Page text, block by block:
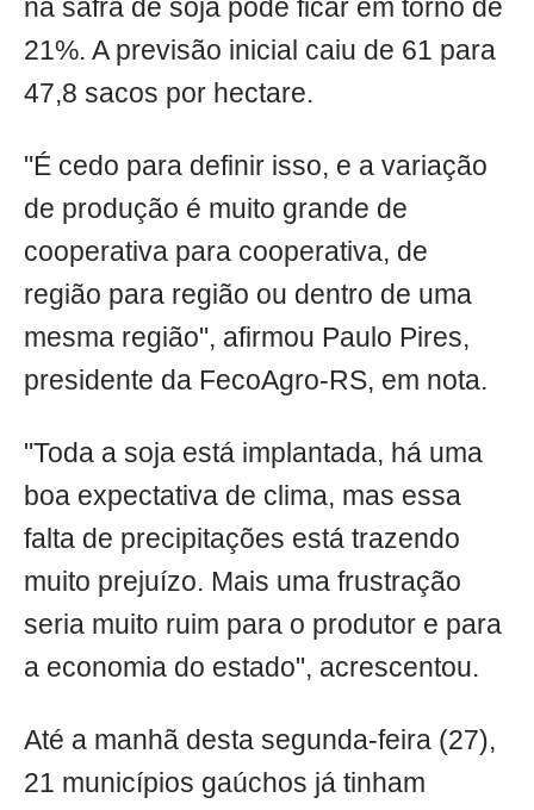
na safra de soja pode ficar em torno de
21%. A previsão inicial caiu de 61 para
47,8 sacos por hectare.
"É cedo para definir isso, e a variação
de produção é muito grande de
cooperativa para cooperativa, de
região para região ou dentro de uma
mesma região", afirmou Paulo Pires,
presidente da FecoAgro-RS, em nota.
"Toda a soja está implantada, há uma
boa expectativa de clima, mas essa
falta de precipitações está trazendo
muito prejuízo. Mais uma frustração
seria muito ruim para o produtor e para
a economia do estado", acrescentou.
Até a manhã desta segunda-feira (27),
21 municípios gaúchos já tinham